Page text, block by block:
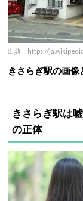
出典：https://
きさらぎ駅の画
きさらぎ駅は
の正体